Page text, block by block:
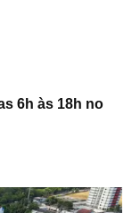
6h às 18h no